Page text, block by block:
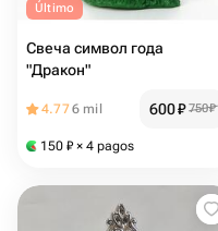
Último
Свеча символ года
"Дракон"
4.776 mil 600₽ 750₽
150 ₽ × 4 pagos